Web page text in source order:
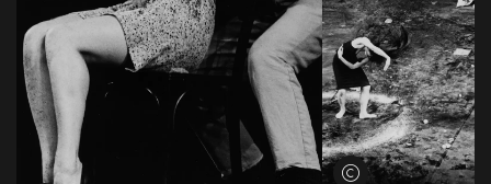
Voir les crédits